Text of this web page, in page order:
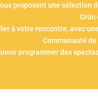
proposent une sélection
Grün
à votre rencontre, avec
Communauté
programmer des